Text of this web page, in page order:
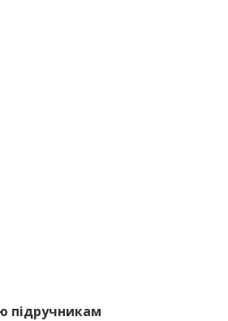
підручникам